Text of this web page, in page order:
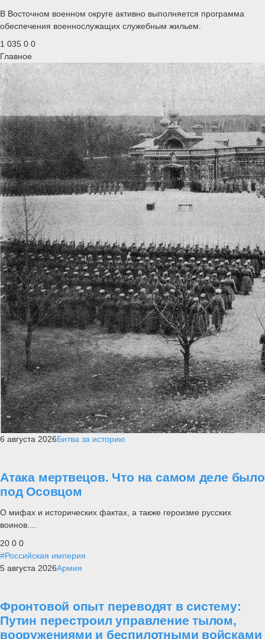
В Восточном военном округе активно выполняется программа
обеспечения военнослужащих служебным жильем.
1 035 0 0
Главное
6 августа 2026Битва за историю
Атака мертвецов. Что на самом деле было
под Осовцом
О мифах и исторических фактах, а также героизме русских
воинов....
20 0 0
#Российская империя
5 августа 2026Армия
Фронтовой опыт переводят в систему:
Путин перестроил управление тылом,
вооружениями и беспилотными войсками